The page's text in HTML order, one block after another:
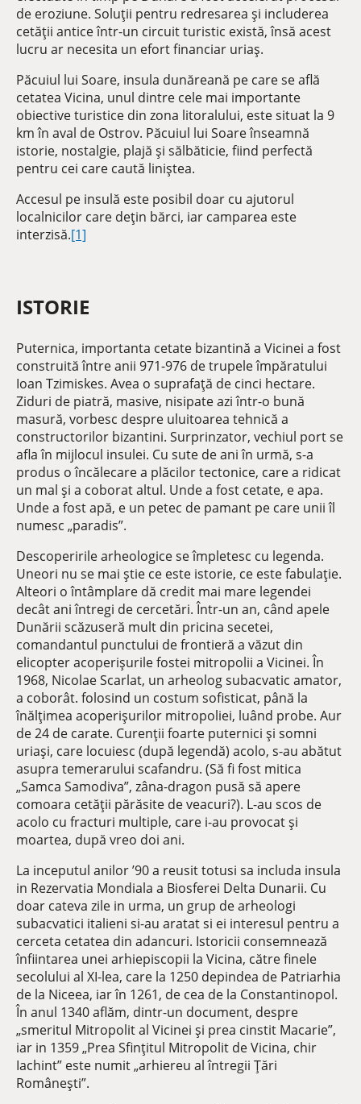
de eroziune. Soluţii pentru redresarea şi includerea
cetăţii antice într-un circuit turistic există, însă acest
lucru ar necesita un efort financiar uriaş.
Păcuiul lui Soare, insula dunăreană pe care se află
cetatea Vicina, unul dintre cele mai importante
obiective turistice din zona litoralului, este situat la 9
km în aval de Ostrov. Păcuiul lui Soare înseamnă
istorie, nostalgie, plajă şi sălbăticie, fiind perfectă
pentru cei care caută liniştea.
Accesul pe insulă este posibil doar cu ajutorul
localnicilor care deţin bărci, iar camparea este
interzisă.[1]
ISTORIE
Puternica, importanta cetate bizantină a Vicinei a fost
construită între anii 971-976 de trupele împăratului
Ioan Tzimiskes. Avea o suprafață de cinci hectare.
Ziduri de piatră, masive, nisipate azi într-o bună
masură, vorbesc despre uluitoarea tehnică a
constructorilor bizantini. Surprinzator, vechiul port se
afla în mijlocul insulei. Cu sute de ani în urmă, s-a
produs o încălecare a plăcilor tectonice, care a ridicat
un mal și a coborat altul. Unde a fost cetate, e apa.
Unde a fost apă, e un petec de pamant pe care unii îl
numesc „paradis”.
Descoperirile arheologice se împletesc cu legenda.
Uneori nu se mai știe ce este istorie, ce este fabulație.
Alteori o întâmplare dă credit mai mare legendei
decât ani întregi de cercetări. Într-un an, când apele
Dunării scăzuseră mult din pricina secetei,
comandantul punctului de frontieră a văzut din
elicopter acoperișurile fostei mitropolii a Vicinei. În
1968, Nicolae Scarlat, un arheolog subacvatic amator,
a coborât. folosind un costum sofisticat, până la
înălțimea acoperișurilor mitropoliei, luând probe. Aur
de 24 de carate. Curenții foarte puternici și somni
uriași, care locuiesc (după legendă) acolo, s-au abătut
asupra temerarului scafandru. (Să fi fost mitica
„Samca Samodiva”, zâna-dragon pusă să apere
comoara cetății părăsite de veacuri?). L-au scos de
acolo cu fracturi multiple, care i-au provocat și
moartea, după vreo doi ani.
La inceputul anilor ’90 a reusit totusi sa includa insula
in Rezervatia Mondiala a Biosferei Delta Dunarii. Cu
doar cateva zile in urma, un grup de arheologi
subacvatici italieni si-au aratat si ei interesul pentru a
cerceta cetatea din adancuri. Istoricii consemnează
înfiintarea unei arhiepiscopii la Vicina, către finele
secolului al XI-lea, care la 1250 depindea de Patriarhia
de la Niceea, iar în 1261, de cea de la Constantinopol.
În anul 1340 aflăm, dintr-un document, despre
„smeritul Mitropolit al Vicinei și prea cinstit Macarie”,
iar in 1359 „Prea Sfințitul Mitropolit de Vicina, chir
Iachint” este numit „arhiereu al întregii Țări
Românești”.